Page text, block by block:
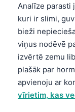
Analīze parasti
kuri ir slimi,
bieži
viņus nodēvē
izvērtē zemu
plašāk par
apvienoju ar
vīrietim, kas
Eesti
日本語
Čeština
ქართული
Русский